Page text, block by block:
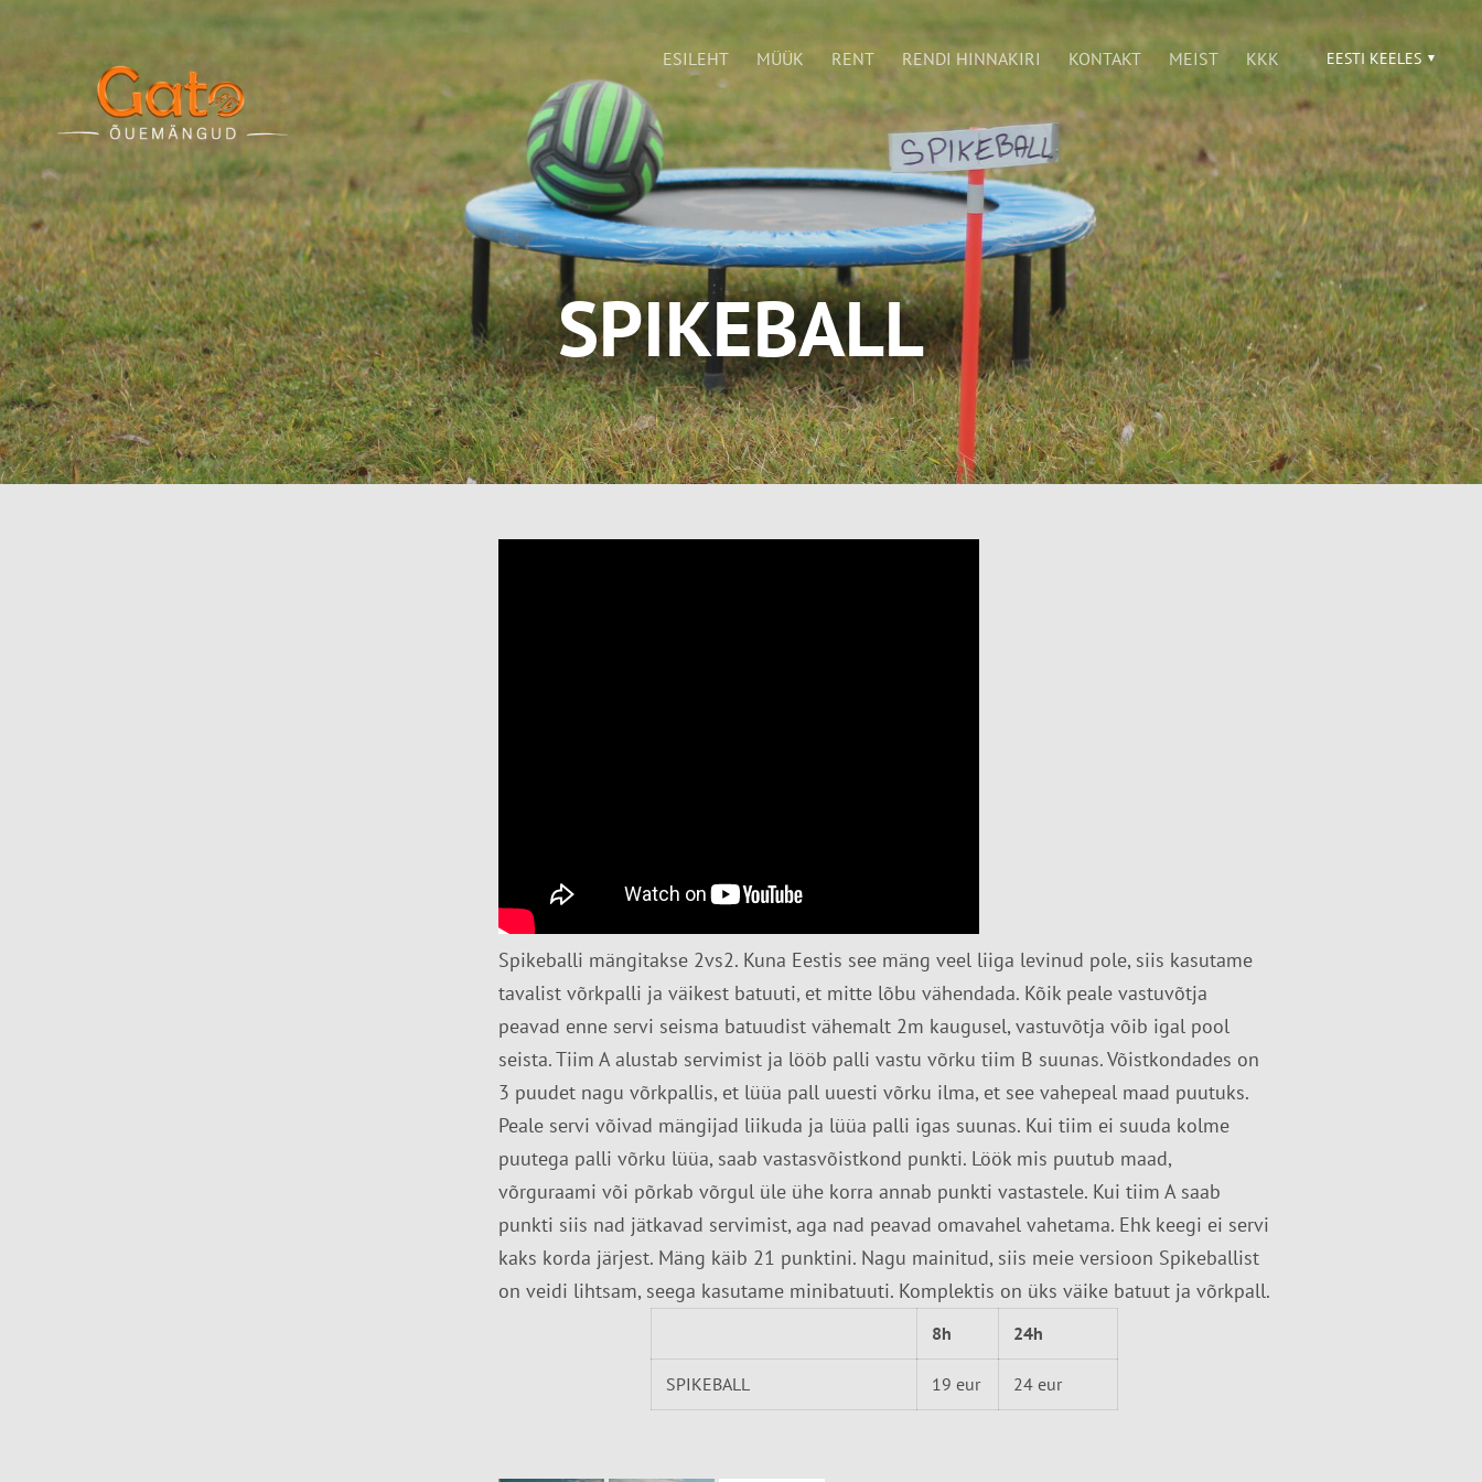
ESILEHT MÜÜK RENT RENDI HINNAKIRI KONTAKT MEIST KKK EESTI KEELES
SPIKEBALL
Spikeballi mängitakse 2vs2. Kuna Eestis see mäng veel liiga levinud pole, siis kasutame
tavalist võrkpalli ja väikest batuuti, et mitte lõbu vähendada. Kõik peale vastuvõtja
peavad enne servi seisma batuudist vähemalt 2m kaugusel, vastuvõtja võib igal pool
seista. Tiim A alustab servimist ja lööb palli vastu võrku tiim B suunas. Võistkondades on
3 puudet nagu võrkpallis, et lüüa pall uuesti võrku ilma, et see vahepeal maad puutuks.
Peale servi võivad mängijad liikuda ja lüüa palli igas suunas. Kui tiim ei suuda kolme
puutega palli võrku lüüa, saab vastasvõistkond punkti. Löök mis puutub maad,
võrguraami või põrkab võrgul üle ühe korra annab punkti vastastele. Kui tiim A saab
punkti siis nad jätkavad servimist, aga nad peavad omavahel vahetama. Ehk keegi ei servi
kaks korda järjest. Mäng käib 21 punktini. Nagu mainitud, siis meie versioon Spikeballist
on veidi lihtsam, seega kasutame minibatuuti. Komplektis on üks väike batuut ja võrkpall.
8h 24h
SPIKEBALL 19 eur 24 eur